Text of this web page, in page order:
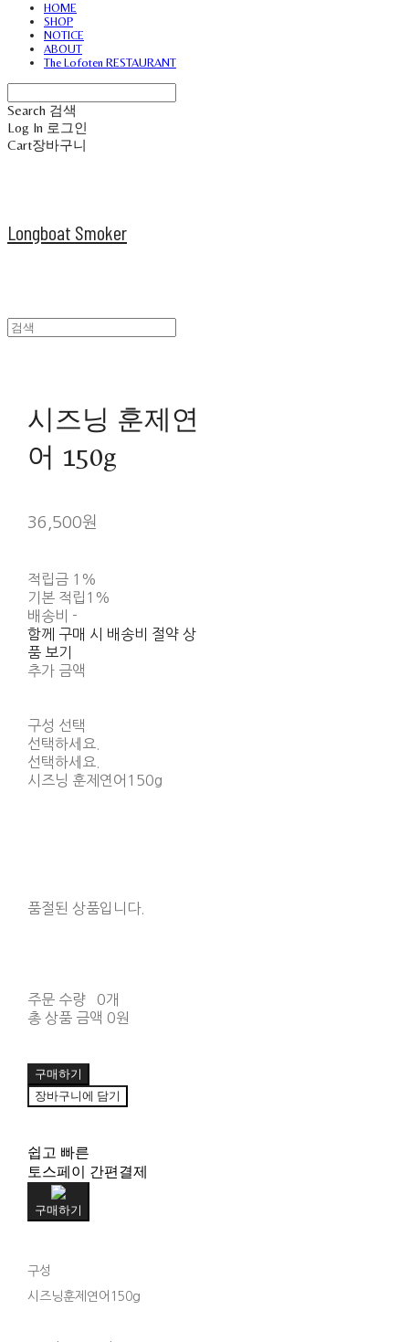
HOME
SHOP
NOTICE
ABOUT
The Lofoten RESTAURANT
Search 검색
Log In 로그인
Cart장바구니
Longboat Smoker
시즈닝 훈제연
어 150g
36,500원
적립금 1%
기본 적립 1%
배송비 -
함께 구매 시 배송비 절약 상
품 보기
추가 금액
구성 선택
선택하세요.
선택하세요.
시즈닝 훈제연어150g
품절된 상품입니다.
주문 수량
0개
총 상품 금액 0원
구매하기
장바구니에 담기
쉽고 빠른
토스페이 간편결제
구매하기
구성
시즈닝훈제연어150g